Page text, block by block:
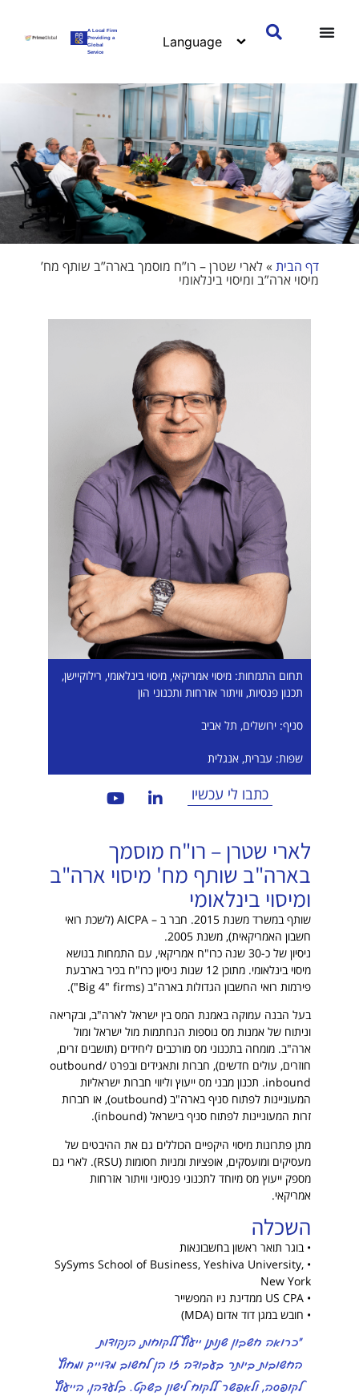
A Local Firm
Providing a
Global
Service
דף הבית »לארי שטרן – רו”ח מוסמך בארה”ב שותף מח’
מיסוי ארה”ב ומיסוי בינלאומי
תחום התמחות: מיסוי אמריקאי, מיסוי בינלאומי, רילוקיישן,
תכנון פנסיות, וויתור אזרחות ותכנוני הון
סניף: ירושלים, תל אביב
שפות: עברית, אנגלית
כתבו לי עכשיו
לארי שטרן – רו"ח מוסמך
בארה"ב שותף מח' מיסוי ארה"ב
ומיסוי בינלאומי
שותף במשרד משנת 2015. חבר ב – AICPA (לשכת רואי
חשבון האמריקאית), משנת 2005.
ניסיון של כ-30 שנה כרו"ח אמריקאי, עם התמחות בנושא
מיסוי בינלאומי. מתוכן 12 שנות ניסיון כרו"ח בכיר בארבעת
פירמות רואי החשבון הגדולות בארה"ב (Big 4" firms").
בעל הבנה עמוקה באמנת המס בין ישראל לארה"ב, ובקריאה
וניתוח של אמנות מס נוספות הנחתמות מול ישראל ומול
ארה"ב. מומחה בתכנוני מס מורכבים ליחידים (תושבים זרים,
חוזרים, עולים חדשים), חברות ותאגידים ובפרט outbound/
inbound. תכנון מבני מס ייעוץ וליווי חברות ישראליות
המעוניינות לפתוח סניף בארה"ב (outbound), או חברות
זרות המעוניינות לפתוח סניף בישראל (inbound).
מתן פתרונות מיסוי היקפיים הכוללים גם את ההיבטים של
מעסיקים ומועסקים, אופציות ומניות חסומות (RSU). לארי גם
מספק ייעוץ מס מיוחד לתכנוני פנסיוני וויתור אזרחות
אמריקאי.
השכלה
• בוגר תואר ראשון בחשבונאות
• SySyms School of Business, Yeshiva University,
New York
• US CPA ממדינת ניו המפשייר
• חובש במגן דוד אדום (MDA)
"כרואה חשבון שנותן ייעוץ ללקוחות, הנקודות
החשובות ביותר בעבודה זו הן לחשוב מדוייק ומחוץ
לקופסה, ולאפשר ללקוח לישון בשקט. בלעדהן, הייעוץ